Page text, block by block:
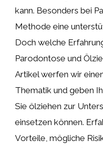
kann. Besonders bei
Methode eine
Doch welche
Parodontose und
Artikel werfen wir
Thematik und geben
Sie ölziehen zur
einsetzen können.
Vorteile, mögliche